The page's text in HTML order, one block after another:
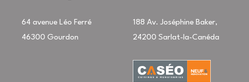
64 avenue Léo Ferré
46300 Gourdon
188 Av. Joséphine Baker,
24200 Sarlat-la-Canéda